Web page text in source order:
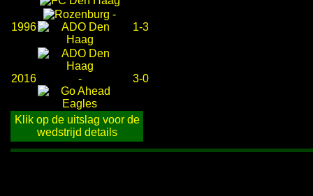
1996
-
1-3
2016 - 3-0
Klik op de uitslag voor de
wedstrijd details